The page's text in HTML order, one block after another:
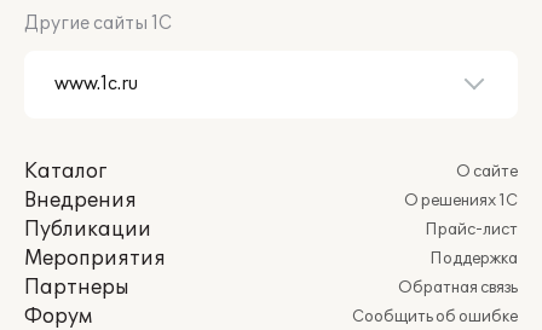
Другие сайты 1С
Каталог
Внедрения
Публикации
Мероприятия
Партнеры
Форум
О сайте
О решениях 1С
Прайс-лист
Поддержка
Обратная связь
Сообщить об ошибке